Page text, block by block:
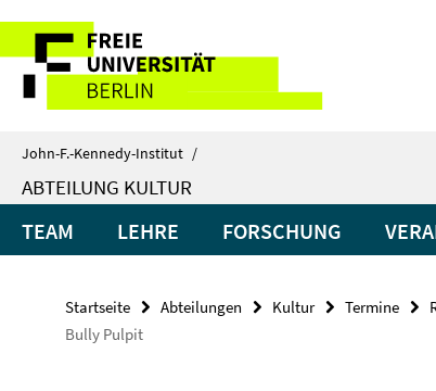
direkt
Inhalt
Service-
Navigation
John-F.-Kennedy-Institut /
ABTEILUNG KULTUR
TEAM LEHRE FORSCHUNG
Startseite Abteilungen Kultur Termine
Bully Pulpit